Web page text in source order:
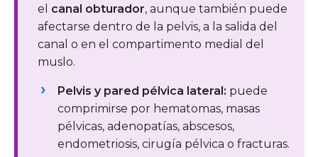
el canal obturador, aunque también puede
afectarse dentro de la pelvis, a la salida del
canal o en el compartimento medial del
muslo.
Pelvis y pared pélvica lateral: puede
comprimirse por hematomas, masas
pélvicas, adenopatías, abscesos,
endometriosis, cirugía pélvica o fracturas.